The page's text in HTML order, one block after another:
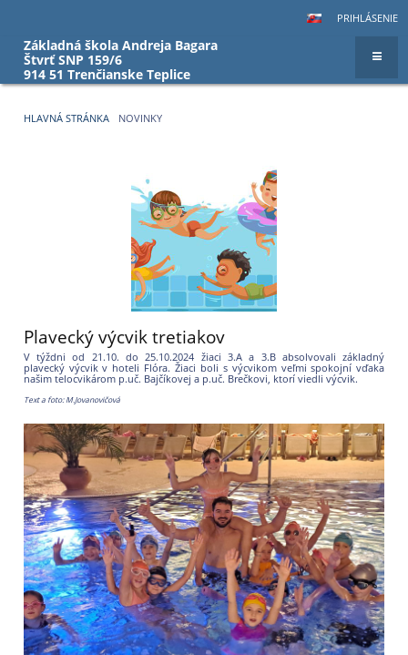
PRIHLÁSENIE
Základná škola Andreja Bagara
Štvrť SNP 159/6
914 51 Trenčianske Teplice
HLAVNÁ STRÁNKA NOVINKY
Plavecký výcvik tretiakov
V týždni od 21.10. do 25.10.2024 žiaci 3.A a 3.B absolvovali základný
plavecký výcvik v hoteli Flóra. Žiaci boli s výcvikom veľmi spokojní vďaka
našim telocvikárom p.uč. Bajčíkovej a p.uč. Brečkovi, ktorí viedli výcvik.
Text a foto: M.Jovanovičová